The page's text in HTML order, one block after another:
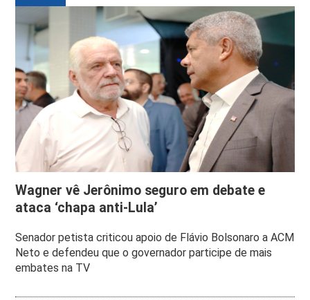
Wagner vê Jerônimo seguro em debate e
ataca ‘chapa anti-Lula’
Senador petista criticou apoio de Flávio Bolsonaro a ACM
Neto e defendeu que o governador participe de mais
embates na TV